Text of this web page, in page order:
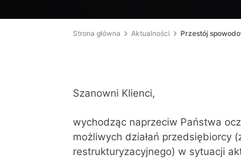
Strona główna Aktualności Przestój
Szanowni Klienci,
wychodząc naprzeciw Państwa
możliwych działań przedsiębiorcy
restrukturyzacyjnego) w sytuacji